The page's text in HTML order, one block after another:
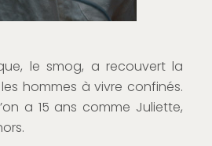
le smog, a recouvert la
hommes à vivre confinés.
a 15 ans comme Juliette,